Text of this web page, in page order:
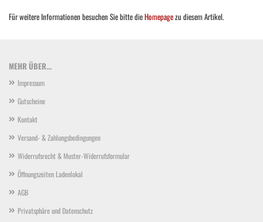
Für weitere Informationen besuchen Sie bitte dieHomepagezu diesem Artikel.
MEHR ÜBER...
Impressum
Gutscheine
Kontakt
Versand- & Zahlungsbedingungen
Widerrufsrecht & Muster-Widerrufsformular
Öffnungszeiten Ladenlokal
AGB
Privatsphäre und Datenschutz